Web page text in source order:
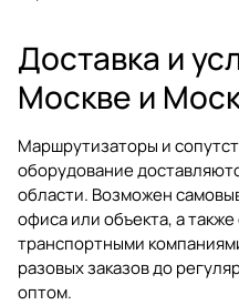
Доставка и
Москве и
Маршрутизаторы и
оборудование
области. Возможен
офиса или объекта, а
транспортными
разовых заказов до
оптом.